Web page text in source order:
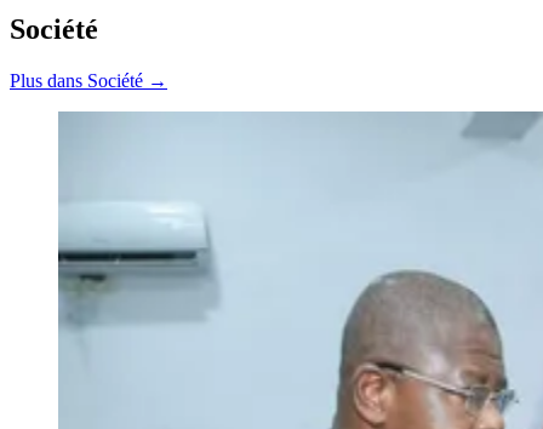
Société
Plus dans Société →